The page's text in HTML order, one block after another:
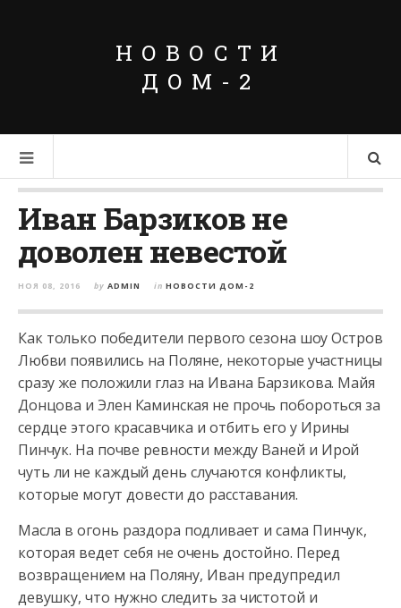
НОВОСТИ
ДОМ-2
Иван Барзиков не
доволен невестой
НОЯ 08, 2016 by ADMIN in НОВОСТИ ДОМ-2
Как только победители первого сезона шоу Остров
Любви появились на Поляне, некоторые участницы
сразу же положили глаз на Ивана Барзикова. Майя
Донцова и Элен Каминская не прочь побороться за
сердце этого красавчика и отбить его у Ирины
Пинчук. На почве ревности между Ваней и Ирой
чуть ли не каждый день случаются конфликты,
которые могут довести до расставания.
Масла в огонь раздора подливает и сама Пинчук,
которая ведет себя не очень достойно. Перед
возвращением на Поляну, Иван предупредил
девушку, что нужно следить за чистотой и